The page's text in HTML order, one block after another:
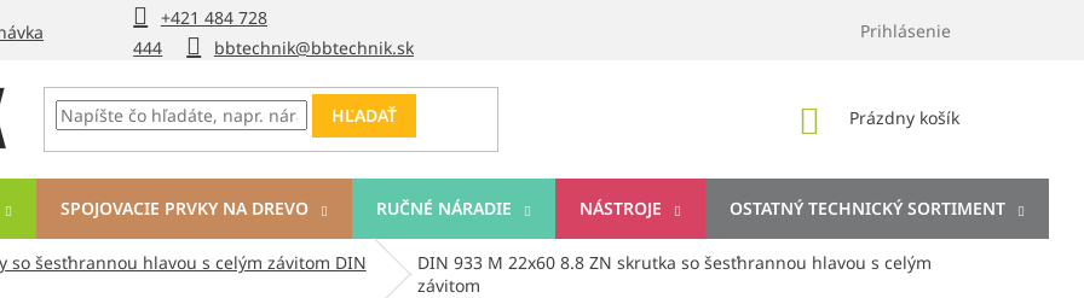
+421 484 728
444
bbtechnik@bbtechnik.sk
Prihlásenie
HĽADAŤ
NÁKUPNÝ
Prázdny košík
SPOJOVACIE PRVKY NA DREVO RUČNÉ NÁRADIE NÁSTROJE OSTATNÝ TECHNICKÝ SORTIMENT
so šesťhrannou hlavou s celým závitom DIN
DIN 933 M 22x60 8.8 ZN skrutka so šesťhrannou hlavou s celým
závitom